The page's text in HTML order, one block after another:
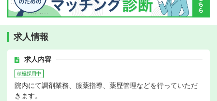
求人情報
求人内容
積極採用中
院内にて調剤業務、服薬指導、薬歴管理などを行っていただ
きます。